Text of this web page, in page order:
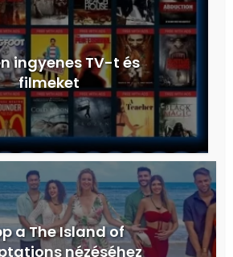
ingyenes TV-t és
filmeket
a The Island of
nézéséhez